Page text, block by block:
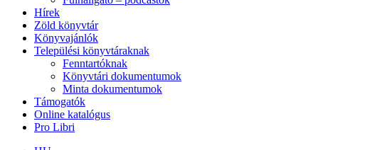
Hírek
Zöld könyvtár
Könyvajánlók
Települési könyvtáraknak
Fenntartóknak
Könyvtári dokumentumok
Minta dokumentumok
Támogatók
Online katalógus
Pro Libri